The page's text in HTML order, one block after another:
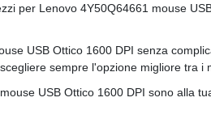
per Lenovo 4Y50Q64661 mouse
USB Ottico 1600 DPI senza
sempre l'opzione migliore tra
USB Ottico 1600 DPI sono alla